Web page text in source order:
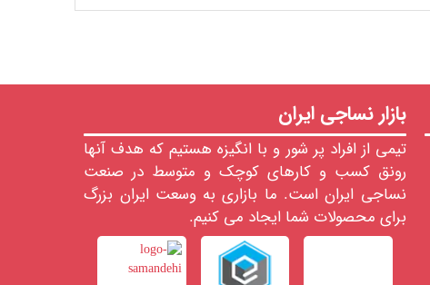
بازار نساجی ایران
تیمی از افراد پر شور و با انگیزه هستیم که هدف آنها
رونق کسب و کارهای کوچک و متوسط در صنعت
نساجی ایران است. ما بازاری به وسعت ایران بزرگ
برای محصولات شما ایجاد می کنیم.